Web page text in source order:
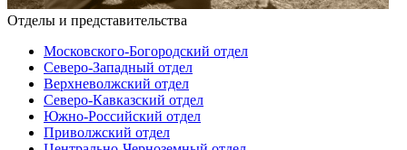
Отделы и представительства
Московского-Богородский отдел
Северо-Западный отдел
Верхневолжский отдел
Северо-Кавказский отдел
Южно-Российский отдел
Приволжский отдел